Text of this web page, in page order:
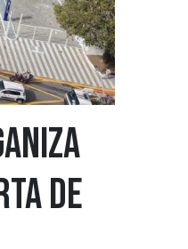
de